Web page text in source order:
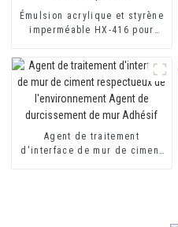
Émulsion acrylique et styrène
imperméable HX-416 pour
et revêtement imperméable à
base de ciment à deux
composants
Agent de traitement
d'interface de mur de ciment